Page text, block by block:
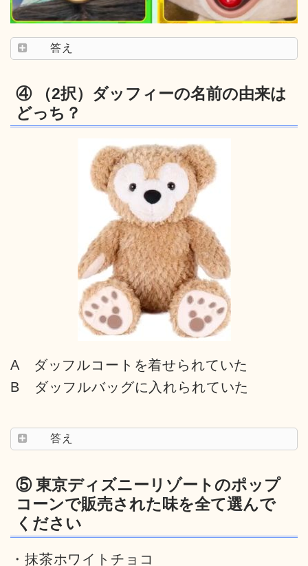
答え
④ （2択）ダッフィーの名前の由来は
どっち？
A ダッフルコートを着せられていた
B ダッフルバッグに入れられていた
答え
⑤ 東京ディズニーリゾートのポップ
コーンで販売された味を全て選んで
ください
・抹茶ホワイトチョコ